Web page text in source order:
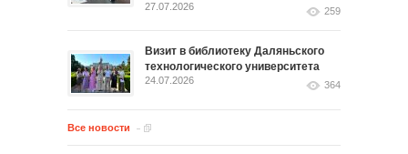
27.07.2026 259
Визит в библиотеку Даляньского
технологического университета
24.07.2026 364
Все новости